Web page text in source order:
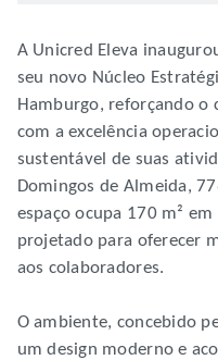
A Unicred Eleva
seu novo Núcleo
Hamburgo, reforçando o
com a excelência
sustentável de suas
Domingos de Almeida,
espaço ocupa 170 m²
projetado para oferecer
aos colaboradores.
O ambiente, concebido
um design moderno e